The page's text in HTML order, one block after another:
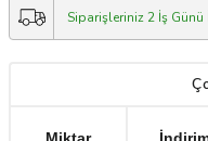
Siparişleriniz 2 İş